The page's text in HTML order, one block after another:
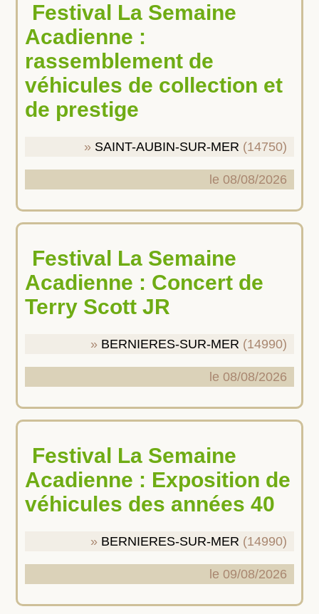
Festival La Semaine
Acadienne :
rassemblement de
véhicules de collection et
de prestige
SAINT-AUBIN-SUR-MER (14750)
le 08/08/2026
Festival La Semaine
Acadienne : Concert de
Terry Scott JR
BERNIERES-SUR-MER (14990)
le 08/08/2026
Festival La Semaine
Acadienne : Exposition de
véhicules des années 40
BERNIERES-SUR-MER (14990)
le 09/08/2026